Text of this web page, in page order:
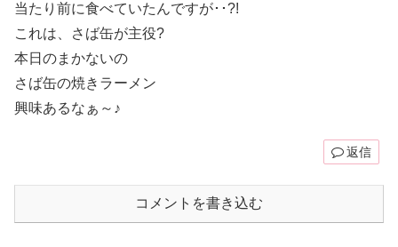
当たり前に食べていたんですが･･?!
これは、さば缶が主役?
本日のまかないの
さば缶の焼きラーメン
興味あるなぁ～♪
返信
コメントを書き込む